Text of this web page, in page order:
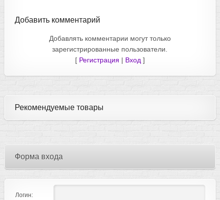
Добавить комментарий
Добавлять комментарии могут только
зарегистрированные пользователи.
[ Регистрация | Вход ]
Рекомендуемые товары
Форма входа
Логин: